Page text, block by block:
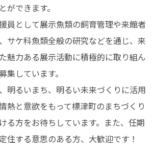
ができます。
員として展示魚類の飼育管理や来館者
サケ科魚類全般の研究などを通じ、来
魅力ある展示活動に積極的に取り組ん
集しています。
明るいまち、明るい未来づくりに活用
熱と意欲をもって標津町のまちづくり
る方をお待ちしています。また、任期
住する意思のある方、大歓迎です！